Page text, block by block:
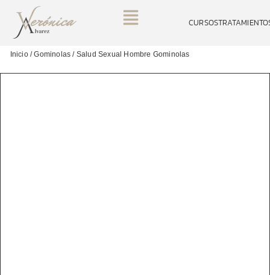
CURSOS
Inicio/Gominolas / Salud Sexual Hombre Gominolas